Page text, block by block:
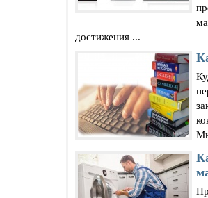
достижения ...